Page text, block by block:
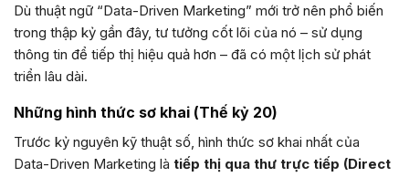
Dù thuật ngữ “Data-Driven Marketing” mới trở nên phổ biến
trong thập kỷ gần đây, tư tưởng cốt lõi của nó – sử dụng
thông tin để tiếp thị hiệu quả hơn – đã có một lịch sử phát
triển lâu dài.
Những hình thức sơ khai (Thế kỷ 20)
Trước kỷ nguyên kỹ thuật số, hình thức sơ khai nhất của
Data-Driven Marketing là tiếp thị qua thư trực tiếp (Direct